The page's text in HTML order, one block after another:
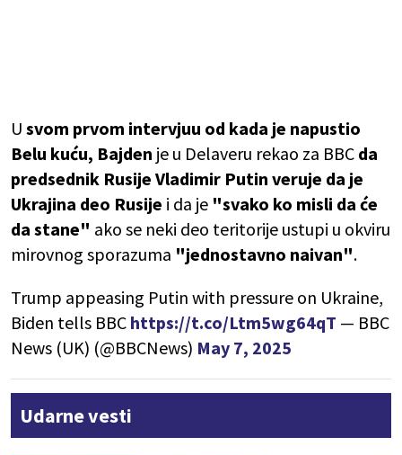
U svom prvom intervjuu od kada je napustio
Belu kuću, Bajden je u Delaveru rekao za BBC da
predsednik Rusije Vladimir Putin veruje da je
Ukrajina deo Rusije i da je "svako ko misli da će
da stane" ako se neki deo teritorije ustupi u okviru
mirovnog sporazuma "jednostavno naivan".
Trump appeasing Putin with pressure on Ukraine,
Biden tells BBC https://t.co/Ltm5wg64qT — BBC
News (UK) (@BBCNews) May 7, 2025
Udarne vesti